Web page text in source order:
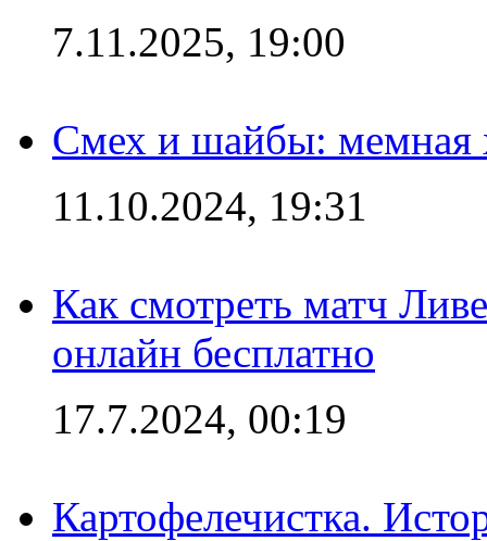
7.11.2025, 19:00
Смех и шайбы: мемная
11.10.2024, 19:31
Как смотреть матч
онлайн бесплатно
17.7.2024, 00:19
Картофелечистка.